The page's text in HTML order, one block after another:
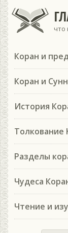
что
Коран и
Коран и
История
Толкование
Разделы
Чудеса
Чтение и